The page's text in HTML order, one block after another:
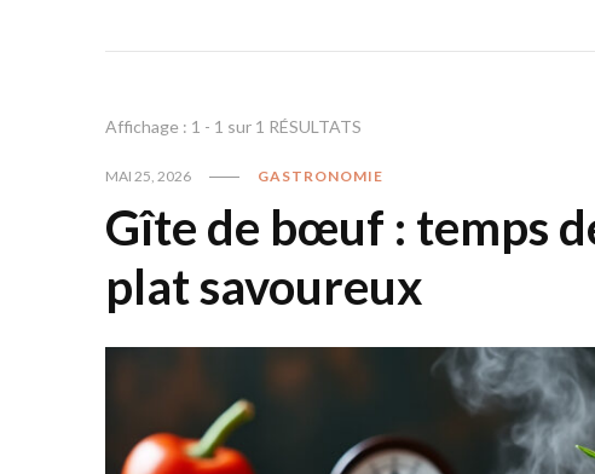
Affichage : 1 - 1 sur 1 RÉSULTATS
MAI 25, 2026 GASTRONOMIE
Gîte de bœuf : temps
plat savoureux